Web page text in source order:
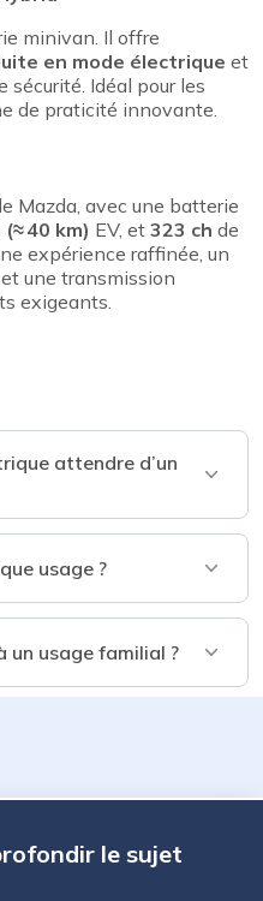
minivan. Il offre
en mode électrique et
Idéal pour les
de praticité innovante.
Mazda, avec une batterie
40 km) EV, et 323 ch de
expérience raffinée, un
une transmission
exigeants.
attendre d’un
usage ?
un usage familial ?
le sujet